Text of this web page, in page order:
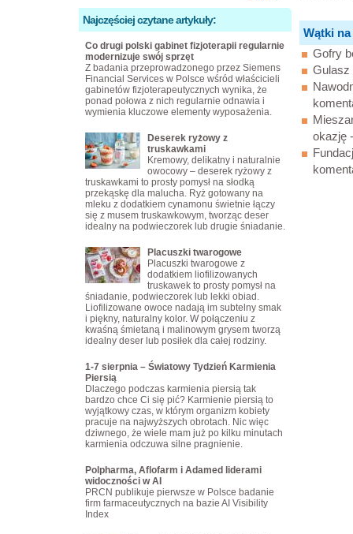
Wątki
Gofry
Gulasz
okazję
Najczęściej czytane artykuły:
Co drugi polski gabinet fizjoterapii regularnie
modernizuje swój sprzęt
Z badania przeprowadzonego przez Siemens
Financial Services w Polsce wśród właścicieli
gabinetów fizjoterapeutycznych wynika, że
ponad połowa z nich regularnie odnawia i
wymienia kluczowe elementy wyposażenia.
Deserek ryżowy z
truskawkami
Kremowy, delikatny i naturalnie
owocowy – deserek ryżowy z
truskawkami to prosty pomysł na słodką
przekąskę dla malucha. Ryż gotowany na
mleku z dodatkiem cynamonu świetnie łączy
się z musem truskawkowym, tworząc deser
idealny na podwieczorek lub drugie śniadanie.
Placuszki twarogowe
Placuszki twarogowe z
dodatkiem liofilizowanych
truskawek to prosty pomysł na
śniadanie, podwieczorek lub lekki obiad.
Liofilizowane owoce nadają im subtelny smak
i piękny, naturalny kolor. W połączeniu z
kwaśną śmietaną i malinowym grysem tworzą
idealny deser lub posiłek dla całej rodziny.
1-7 sierpnia – Światowy Tydzień Karmienia
Piersią
Dlaczego podczas karmienia piersią tak
bardzo chce Ci się pić? Karmienie piersią to
wyjątkowy czas, w którym organizm kobiety
pracuje na najwyższych obrotach. Nic więc
dziwnego, że wiele mam już po kilku minutach
karmienia odczuwa silne pragnienie.
Polpharma, Aflofarm i Adamed liderami
widoczności w AI
PRCN publikuje pierwsze w Polsce badanie
firm farmaceutycznych na bazie AI Visibility
Index